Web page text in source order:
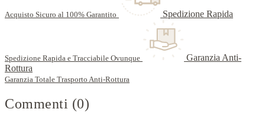
Acquisto Sicuro al 100% Garantito Spedizione Rapida
Spedizione Rapida e Tracciabile Ovunque
Garanzia Anti-
Rottura
Garanzia Totale Trasporto Anti-Rottura
Commenti (0)